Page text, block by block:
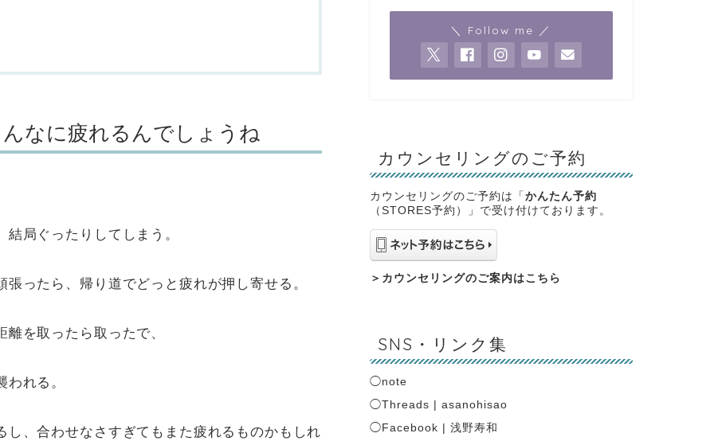
なに疲れるんでしょうね
局ぐったりしてしまう。
ったら、帰り道でどっと疲れが押し寄せる。
を取ったら取ったで、
れる。
、合わせなさすぎてもまた疲れるものかもしれ
＼ Follow me ／
カウンセリングのご予約
カウンセリングのご予約は「 かんたん予約
（STORES予約）」で受け付けております。
＞ カウンセリングのご案内はこちら
SNS・リンク集
◯note
◯Threads | asanohisao
◯ Facebook | 浅野寿和